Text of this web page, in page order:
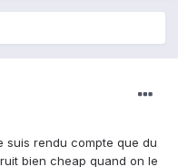
suis rendu compte que du
bien cheap quand on le